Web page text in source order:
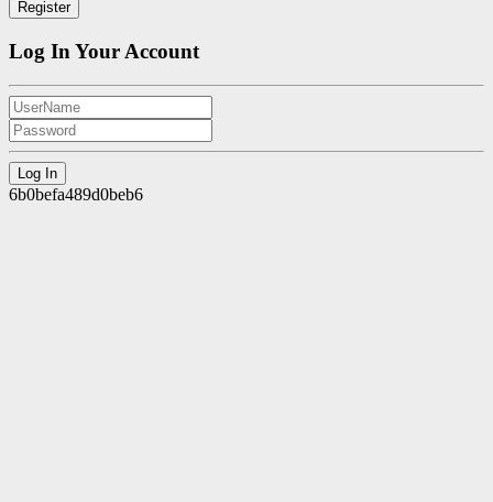
Log In Your Account
6b0befa489d0beb6